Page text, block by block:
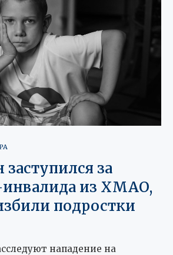
за
из ХМАО,
подростки
нападение на